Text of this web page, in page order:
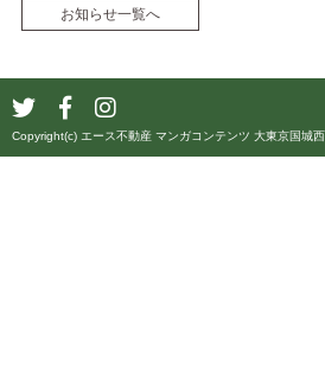
お知らせ一覧へ
Copyright(c) エース不動産 マンガコンテンツ 大東京国城